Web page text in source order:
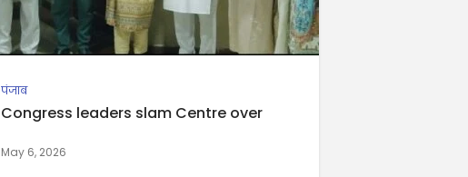
पंजाब
Congress leaders slam Centre over
May 6, 2026